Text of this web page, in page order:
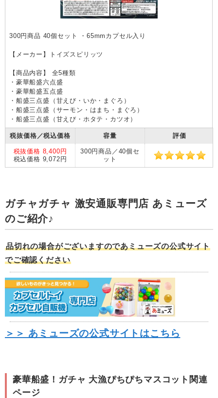
300円商品 40個セット ・65mmカプセル入り
【メーカー】トイズスピリッツ
【商品内容】 全5種類
・豪華船盛六点盛
・豪華船盛五点盛
・船盛三点盛（甘えび・いか・まぐろ）
・船盛三点盛（サーモン・はまち・まぐろ）
・船盛三点盛（甘えび・ホタテ・カツオ）
税抜価格／税込価格 容量 評価
税抜価格 8,400円
税込価格 9,072円
300円商品／40個セ
ット
ガチャガチャ 激安通販専門店 あミューズ
のご紹介♪
品切れの場合がございますのであミューズの公式サイト
でご確認ください
＞＞ あミューズの公式サイトはこちら
豪華船盛！ガチャ 大漁ぴちぴちマスコット関連
ページ